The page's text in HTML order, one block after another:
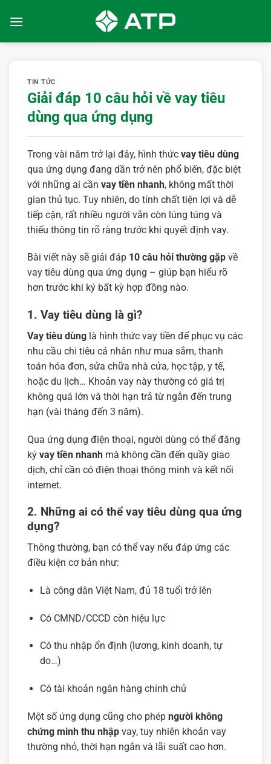
qua
TIN TỨC
Giải đáp 10 câu hỏi về vay tiêu
dùng qua ứng dụng
Trong vài năm trở lại đây, hình thức vay tiêu dùng
qua ứng dụng đang dần trở nên phổ biến, đặc biệt
với những ai cần vay tiền nhanh, không mất thời
gian thủ tục. Tuy nhiên, do tính chất tiện lợi và dễ
tiếp cận, rất nhiều người vẫn còn lúng túng và
thiếu thông tin rõ ràng trước khi quyết định vay.
Bài viết này sẽ giải đáp 10 câu hỏi thường gặp về
vay tiêu dùng qua ứng dụng – giúp bạn hiểu rõ
hơn trước khi ký bất kỳ hợp đồng nào.
1. Vay tiêu dùng là gì?
Vay tiêu dùng là hình thức vay tiền để phục vụ các
nhu cầu chi tiêu cá nhân như mua sắm, thanh
toán hóa đơn, sửa chữa nhà cửa, học tập, y tế,
hoặc du lịch… Khoản vay này thường có giá trị
không quá lớn và thời hạn trả từ ngắn đến trung
hạn (vài tháng đến 3 năm).
Qua ứng dụng điện thoại, người dùng có thể đăng
ký vay tiền nhanh mà không cần đến quầy giao
dịch, chỉ cần có điện thoại thông minh và kết nối
internet.
2. Những ai có thể vay tiêu dùng qua ứng
dụng?
Thông thường, bạn có thể vay nếu đáp ứng các
điều kiện cơ bản như:
Là công dân Việt Nam, đủ 18 tuổi trở lên
Có CMND/CCCD còn hiệu lực
Có thu nhập ổn định (lương, kinh doanh, tự
do…)
Có tài khoản ngân hàng chính chủ
Một số ứng dụng cũng cho phép người không
chứng minh thu nhập vay, tuy nhiên khoản vay
thường nhỏ, thời hạn ngắn và lãi suất cao hơn.